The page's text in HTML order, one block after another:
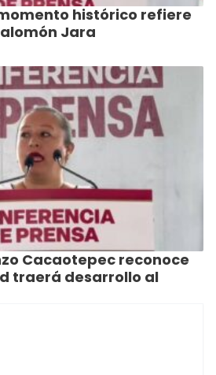
histórico refiere
Jara
Cacaotepec reconoce
traerá desarrollo al